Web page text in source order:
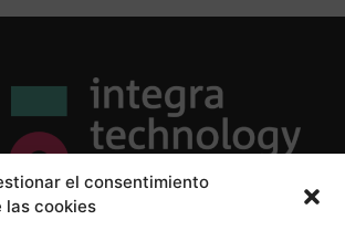
el consentimiento
las cookies